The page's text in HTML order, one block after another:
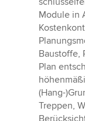
Module in
Baustoffe,
Plan
(Hang-
Treppen,